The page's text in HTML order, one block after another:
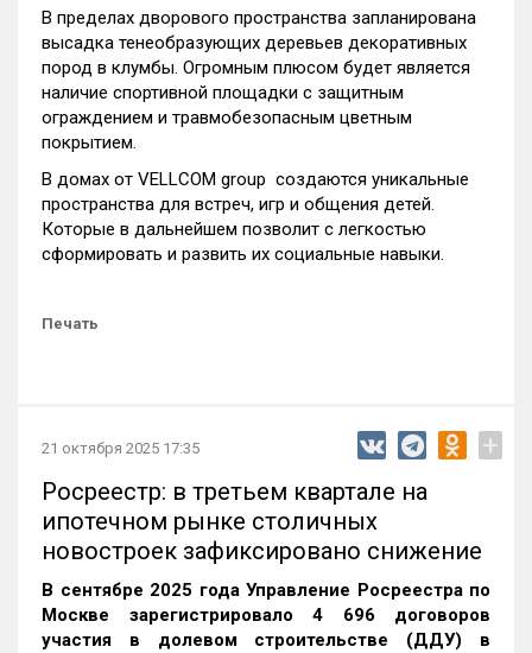
В пределах дворового пространства запланирована
высадка тенеобразующих деревьев декоративных
пород в клумбы. Огромным плюсом будет является
наличие спортивной площадки с защитным
ограждением и травмобезопасным цветным
покрытием.
В домах от VELLCOM group создаются уникальные
пространства для встреч, игр и общения детей.
Которые в дальнейшем позволит с легкостью
сформировать и развить их социальные навыки.
Печать
21 октября 2025 17:35 +
Росреестр: в третьем квартале на
ипотечном рынке столичных
новостроек зафиксировано снижение
В сентябре 2025 года Управление Росреестра по
Москве зарегистрировало 4 696 договоров
участия в долевом строительстве (ДДУ) в